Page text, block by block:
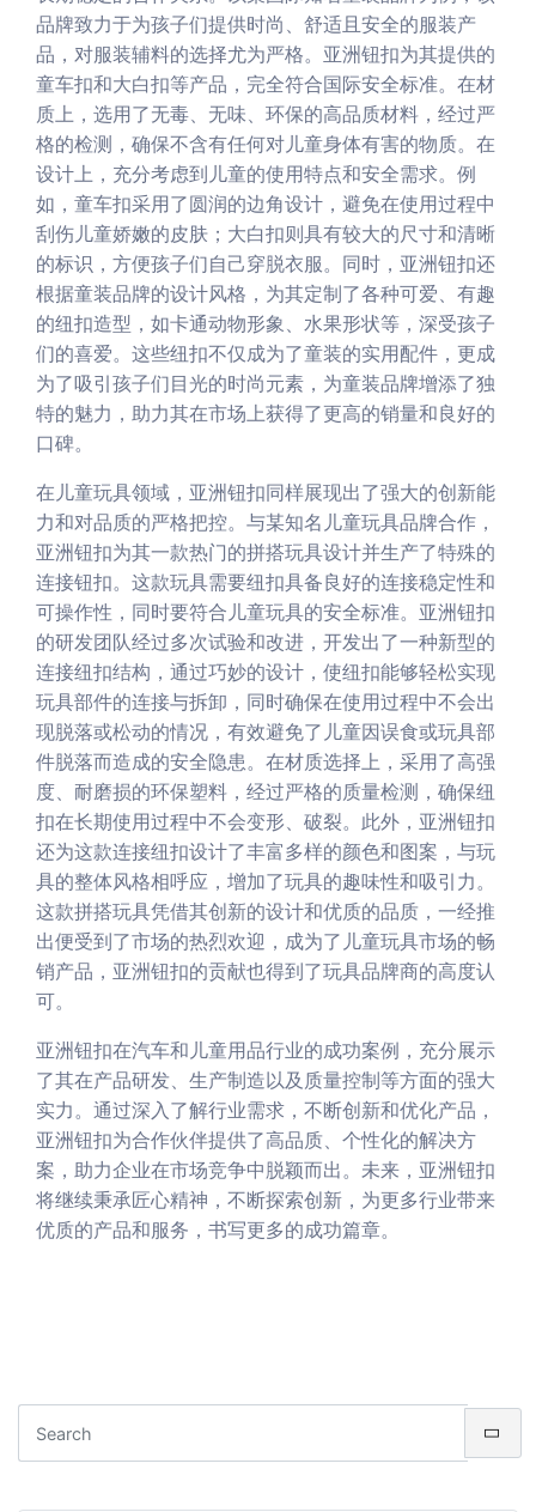
品牌致力于为孩子们提供时尚、舒适且安全的服装产
品，对服装辅料的选择尤为严格。亚洲钮扣为其提供的
童车扣和大白扣等产品，完全符合国际安全标准。在材
质上，选用了无毒、无味、环保的高品质材料，经过严
格的检测，确保不含有任何对儿童身体有害的物质。在
设计上，充分考虑到儿童的使用特点和安全需求。例
如，童车扣采用了圆润的边角设计，避免在使用过程中
刮伤儿童娇嫩的皮肤；大白扣则具有较大的尺寸和清晰
的标识，方便孩子们自己穿脱衣服。同时，亚洲钮扣还
根据童装品牌的设计风格，为其定制了各种可爱、有趣
的纽扣造型，如卡通动物形象、水果形状等，深受孩子
们的喜爱。这些纽扣不仅成为了童装的实用配件，更成
为了吸引孩子们目光的时尚元素，为童装品牌增添了独
特的魅力，助力其在市场上获得了更高的销量和良好的
口碑。
在儿童玩具领域，亚洲钮扣同样展现出了强大的创新能
力和对品质的严格把控。与某知名儿童玩具品牌合作，
亚洲钮扣为其一款热门的拼搭玩具设计并生产了特殊的
连接钮扣。这款玩具需要纽扣具备良好的连接稳定性和
可操作性，同时要符合儿童玩具的安全标准。亚洲钮扣
的研发团队经过多次试验和改进，开发出了一种新型的
连接纽扣结构，通过巧妙的设计，使纽扣能够轻松实现
玩具部件的连接与拆卸，同时确保在使用过程中不会出
现脱落或松动的情况，有效避免了儿童因误食或玩具部
件脱落而造成的安全隐患。在材质选择上，采用了高强
度、耐磨损的环保塑料，经过严格的质量检测，确保纽
扣在长期使用过程中不会变形、破裂。此外，亚洲钮扣
还为这款连接纽扣设计了丰富多样的颜色和图案，与玩
具的整体风格相呼应，增加了玩具的趣味性和吸引力。
这款拼搭玩具凭借其创新的设计和优质的品质，一经推
出便受到了市场的热烈欢迎，成为了儿童玩具市场的畅
销产品，亚洲钮扣的贡献也得到了玩具品牌商的高度认
可。
亚洲钮扣在汽车和儿童用品行业的成功案例，充分展示
了其在产品研发、生产制造以及质量控制等方面的强大
实力。通过深入了解行业需求，不断创新和优化产品，
亚洲钮扣为合作伙伴提供了高品质、个性化的解决方
案，助力企业在市场竞争中脱颖而出。未来，亚洲钮扣
将继续秉承匠心精神，不断探索创新，为更多行业带来
优质的产品和服务，书写更多的成功篇章。